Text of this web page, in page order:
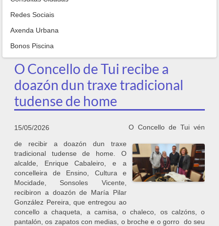
Redes Sociais
Axenda Urbana
Bonos Piscina
O Concello de Tui recibe a
doazón dun traxe tradicional
tudense de home
15/05/2026 O Concello de Tui vén
de recibir a doazón dun traxe
tradicional tudense de home. O
alcalde, Enrique Cabaleiro, e a
concelleira de Ensino, Cultura e
Mocidade, Sonsoles Vicente,
recibiron a doazón de María Pilar
González Pereira, que entregou ao
concello a chaqueta, a camisa, o chaleco, os calzóns, o
pantalón, os zapatos con medias, o broche e o gorro do seu